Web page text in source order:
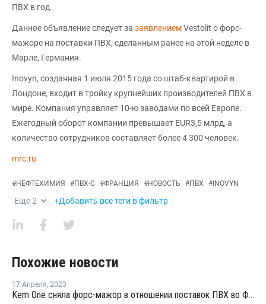
ПВХ в год.
Данное объявление следует за заявлениемVestolit о форс-
мажоре на поставки ПВХ, сделанным ранее на этой неделе в
Марле, Германия.
Inovyn, созданная 1 июля 2015 года со штаб-квартирой в
Лондоне, входит в тройку крупнейших производителей ПВХ в
мире. Компания управляет 10-ю заводами по всей Европе.
Ежегодный оборот компании превышает EUR3,5 млрд, а
количество сотрудников составляет более 4 300 человек.
mrc.ru
#НЕФТЕХИМИЯ #ПВХ-С #ФРАНЦИЯ #НОВОСТЬ #ПВХ #INOVYN
Еще2 +Добавить все теги в фильтр
Похожие новости
17 Апреля, 2023
Kem One сняла форс-мажор в отношении поставок ПВХ во Франции